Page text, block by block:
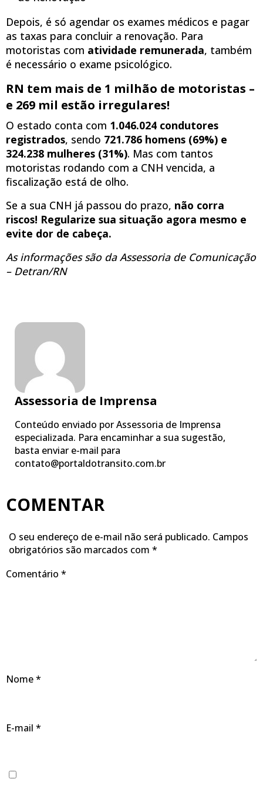
Depois, é só agendar os exames médicos e pagar
as taxas para concluir a renovação. Para
motoristas com atividade remunerada, também
é necessário o exame psicológico.
RN tem mais de 1 milhão de motoristas –
e 269 mil estão irregulares!
O estado conta com 1.046.024 condutores
registrados, sendo 721.786 homens (69%) e
324.238 mulheres (31%). Mas com tantos
motoristas rodando com a CNH vencida, a
fiscalização está de olho.
Se a sua CNH já passou do prazo, não corra
riscos! Regularize sua situação agora mesmo e
evite dor de cabeça.
As informações são da Assessoria de Comunicação
– Detran/RN
Assessoria de Imprensa
Conteúdo enviado por Assessoria de Imprensa
especializada. Para encaminhar a sua sugestão,
basta enviar e-mail para
contato@portaldotransito.com.br
COMENTAR
O seu endereço de e-mail não será publicado. Campos
obrigatórios são marcados com *
Comentário *
Nome*
E-mail *